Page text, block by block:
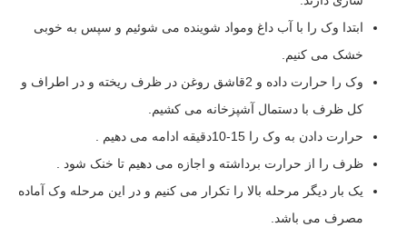
ابتدا وک را با آب داغ ومواد شوینده می شوئیم و سپس به خوبی
خشک می کنیم.
وک را حرارت داده و 2قاشق روغن در ظرف ریخته و در اطراف و
کل ظرف با دستمال آشپزخانه می کشیم.
حرارت دادن به وک را 15-10دقیقه ادامه می دهیم .
ظرف را از حرارت برداشته و اجازه می دهیم تا خنک شود .
یک بار دیگر مرحله بالا را تکرار می کنیم و در این مرحله وک آماده
مصرف می باشد.